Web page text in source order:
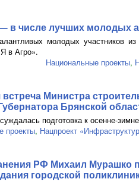
в числе лучших молодых
молодых участников
в Агро».
Национальные проекты,
Министра
Брянской
подготовка к осенне-
проекты, Нацпроект
РФ Михаил Мурашко
городской